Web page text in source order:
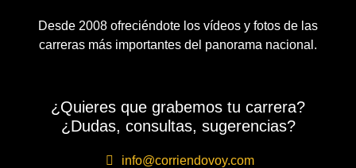
Desde 2008 ofreciéndote los vídeos y fotos de las
carreras más importantes del panorama nacional.
¿Quieres que grabemos tu carrera?
¿Dudas, consultas, sugerencias?
info@corriendovoy.com